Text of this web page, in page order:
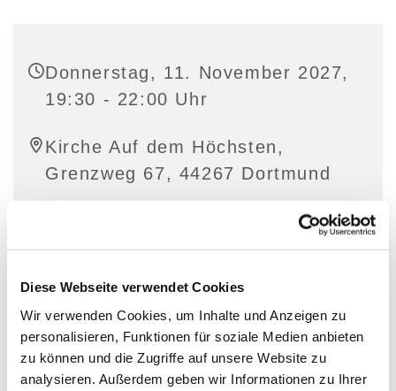
Diese Webseite verwendet Cookies
Wir verwenden Cookies, um Inhalte und Anzeigen zu
personalisieren, Funktionen für soziale Medien anbieten
zu können und die Zugriffe auf unsere Website zu
analysieren. Außerdem geben wir Informationen zu Ihrer
Donnerstag, 11. November 2027,
19:30 - 22:00 Uhr
Kirche Auf dem Höchsten,
Grenzweg 67, 44267 Dortmund